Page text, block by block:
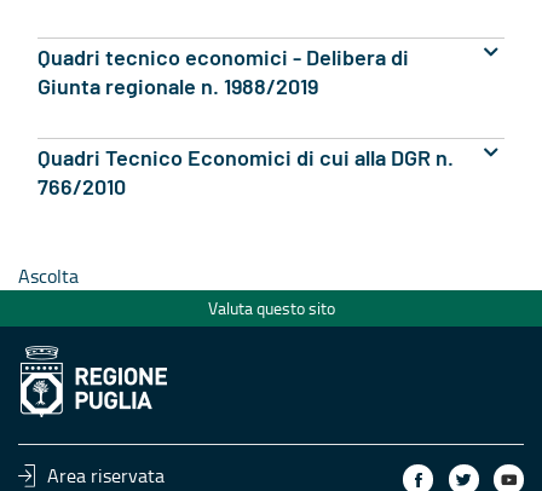
Quadri tecnico economici - Delibera di
Giunta regionale n. 1988/2019
Quadri Tecnico Economici di cui alla DGR n.
766/2010
Ascolta
Valuta questo sito
Area riservata